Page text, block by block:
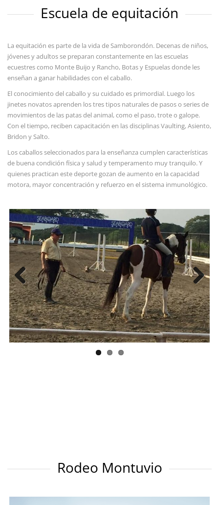
Escuela de equitación
La equitación es parte de la vida de Samborondón. Decenas de niños,
jóvenes y adultos se preparan constantemente en las escuelas
ecuestres como Monte Buijo y Rancho, Botas y Espuelas donde les
enseñan a ganar habilidades con el caballo.
El conocimiento del caballo y su cuidado es primordial. Luego los
jinetes novatos aprenden los tres tipos naturales de pasos o series de
movimientos de las patas del animal, como el paso, trote o galope.
Con el tiempo, reciben capacitación en las disciplinas Vaulting, Asiento,
Bridon y Salto.
Los caballos seleccionados para la enseñanza cumplen características
de buena condición física y salud y temperamento muy tranquilo. Y
quienes practican este deporte gozan de aumento en la capacidad
motora, mayor concentración y refuerzo en el sistema inmunológico.
Previous Next
Rodeo Montuvio